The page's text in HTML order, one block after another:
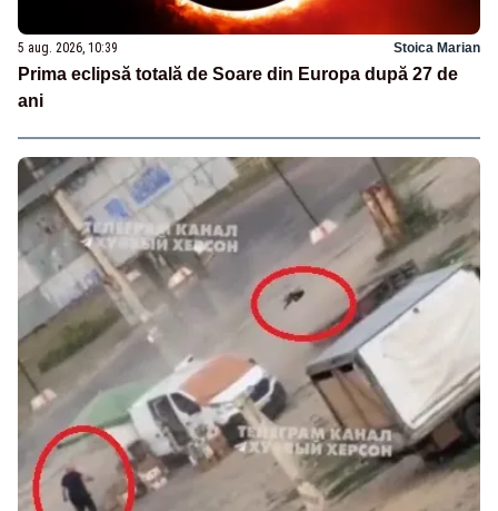
5 aug. 2026, 10:39 Stoica Marian
Prima eclipsă totală de Soare din Europa după 27 de
ani